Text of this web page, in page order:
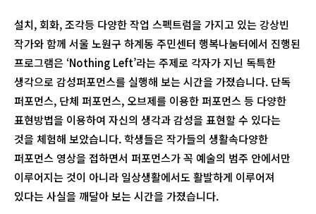
설치, 회화, 조각등 다양한 작업 스펙트럼을 가지고 있는 강상빈
작가와 함께 서울 노원구 하계동 주민센터 행복나눔터에서 진행된
프로그램은 ‘Nothing Left’라는 주제로 각자가 지닌 독특한
생각으로 감성퍼포먼스를 실행해 보는 시간을 가졌습니다. 단독
퍼포먼스, 단체 퍼포먼스, 오브제를 이용한 퍼포먼스 등 다양한
표현방법을 이용하여 자신의 생각과 감성을 표현할 수 있다는
것을 체험해 보았습니다. 학생들은 작가들의 생활속다양한
퍼포먼스 영상을 접하면서 퍼포먼스가 꼭 예술의 범주 안에서만
이루어지는 것이 아니라 일상생활에서도 활발하게 이루어져
있다는 사실을 깨달아 보는 시간을 가졌습니다.